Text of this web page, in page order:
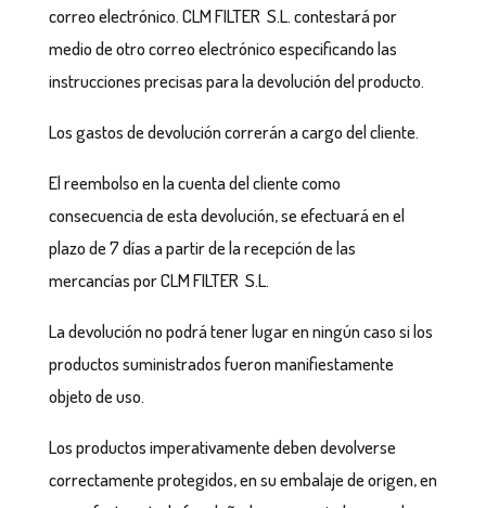
correo electrónico. CLM FILTER S.L. contestará por
medio de otro correo electrónico especificando las
instrucciones precisas para la devolución del producto.
Los gastos de devolución correrán a cargo del cliente.
El reembolso en la cuenta del cliente como
consecuencia de esta devolución, se efectuará en el
plazo de 7 días a partir de la recepción de las
mercancías por CLM FILTER S.L.
La devolución no podrá tener lugar en ningún caso si los
productos suministrados fueron manifiestamente
objeto de uso.
Los productos imperativamente deben devolverse
correctamente protegidos, en su embalaje de origen, en